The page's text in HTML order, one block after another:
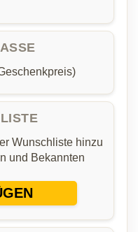
Wunschliste hinzu
und Bekannten